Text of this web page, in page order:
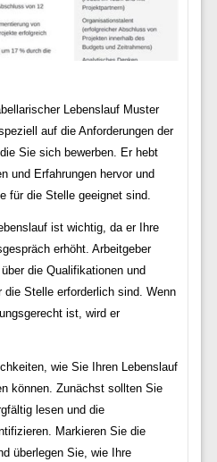
Lebenslauf Muster
auf die Anforderungen der
Sie sich bewerben. Er hebt
und Erfahrungen hervor und
für die Stelle geeignet sind.
ist wichtig, da er Ihre
erhöht. Arbeitgeber
die Qualifikationen und
die Stelle erforderlich sind. Wenn
ist, wird er
wie Sie Ihren Lebenslauf
können. Zunächst sollten Sie
lesen und die
Markieren Sie die
überlegen Sie, wie Ihre